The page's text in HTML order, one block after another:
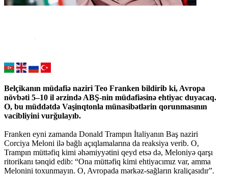
Belçikanın müdafiə naziri Teo Franken bildirib ki, Avropa
növbəti 5–10 il ərzində ABŞ-nin müdafiəsinə ehtiyac duyacaq.
O, bu müddətdə Vaşinqtonla münasibətlərin qorunmasının
vacibliyini vurğulayıb.
Franken eyni zamanda Donald Trampın İtaliyanın Baş naziri
Corciya Meloni ilə bağlı açıqlamalarına da reaksiya verib. O,
Trampın müttəfiq kimi əhəmiyyətini qeyd etsə də, Meloniyə qarşı
ritorikanı tənqid edib: “Ona müttəfiq kimi ehtiyacımız var, amma
Melonini toxunmayın. O, Avropada mərkəz-sağların kraliçasıdır”.